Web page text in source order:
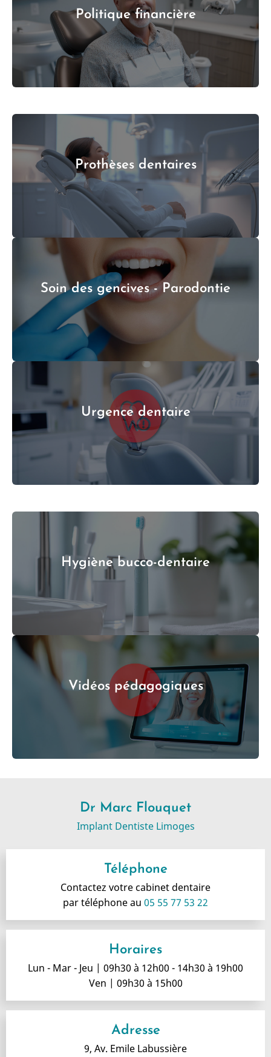
Politique financière
Prothèses dentaires
Soin des gencives - Parodontie
Urgence dentaire
Hygiène bucco-dentaire
Vidéos pédagogiques
Dr Marc Flouquet
Implant Dentiste Limoges
Téléphone
Contactez votre cabinet dentaire
par téléphone au 05 55 77 53 22
Horaires
Lun - Mar - Jeu | 09h30 à 12h00 - 14h30 à 19h00
Ven | 09h30 à 15h00
Adresse
9, Av. Emile Labussière